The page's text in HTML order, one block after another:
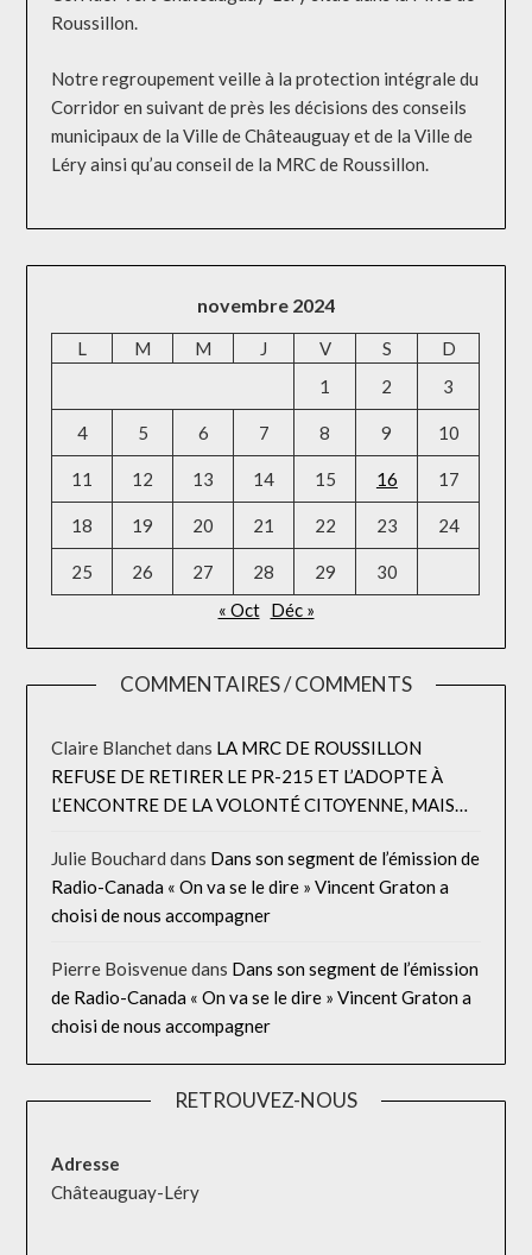
Roussillon.
Notre regroupement veille à la protection intégrale du
Corridor en suivant de près les décisions des conseils
municipaux de la Ville de Châteauguay et de la Ville de
Léry ainsi qu’au conseil de la MRC de Roussillon.
novembre 2024
L M M J V S
D
1
2 3
4 5 6 7 8 9 10
11 12 13 14 15 16 17
18 19 20 21 22 23 24
25 26 27 28 29
30
« Oct Déc »
COMMENTAIRES / COMMENTS
Claire Blanchetdans LA MRC DE ROUSSILLON
REFUSE DE RETIRER LE PR-215 ET L’ADOPTE À
L’ENCONTRE DE LA VOLONTÉ CITOYENNE, MAIS…
Julie Bouchard dans Dans son segment de l’émission de
Radio-Canada « On va se le dire » Vincent Graton a
choisi de nous accompagner
Pierre Boisvenuedans Dans son segment de l’émission
de Radio-Canada « On va se le dire » Vincent Graton a
choisi de nous accompagner
RETROUVEZ-NOUS
Adresse
Châteauguay-Léry